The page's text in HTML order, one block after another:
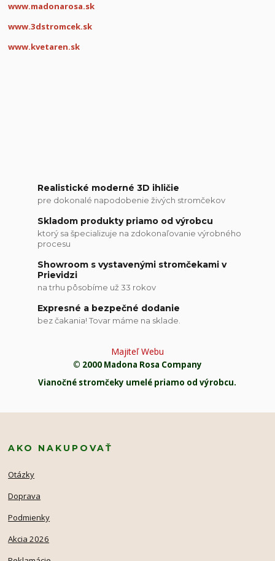
www.madonarosa.sk
www.3dstromcek.sk
www.kvetaren.sk
Realistické moderné 3D ihličie
pre dokonalé napodobenie živých stromčekov
Skladom produkty priamo od výrobcu
ktorý sa špecializuje na zdokonaľovanie výrobného
procesu
Showroom s vystavenými stromčekami v
Prievidzi
na trhu pôsobíme už 33 rokov
Expresné a bezpečné dodanie
bez čakania! Tovar máme na sklade.
Majiteľ Webu
© 2000 Madona Rosa Company
Vianočné stromčeky umelé priamo od výrobcu.
AKO NAKUPOVAŤ
Otázky
Doprava
Podmienky
Akcia 2026